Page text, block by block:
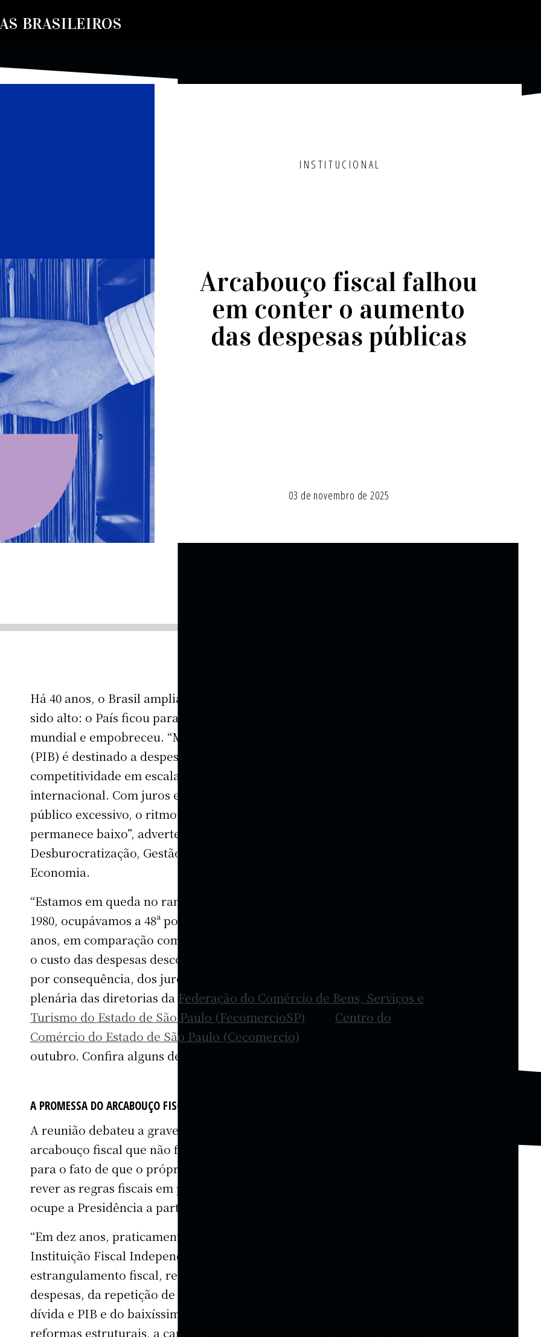
BRASILEIROS
INSTITUCIONAL
Arcabouço fiscal falhou
em conter o aumento
das despesas públicas
03 de novembro de 2025
Há 40 anos, o Brasil amplia os gastos públicos. E o preço a se pagar tem
sido alto: o País ficou para trás em relação à expansão econômica
mundial e empobreceu. “Mais de 40% do nosso Produto Interno Bruto
(PIB) é destinado a despesas do setor público. Perdemos
competitividade em escala mundial e jamais avançamos acima da média
internacional. Com juros elevados, carga tributária pesada e gasto
público excessivo, o ritmo de avanço econômico inevitavelmente
permanece baixo”, adverte Paulo Uebel, ex-secretário especial de
Desburocratização, Gestão e Governo Digital do Ministério da
Economia.
“Estamos em queda no ranking global de PIB per capita. Na década de
1980, ocupávamos a 48ª posição; em 2025, passamos para a 87ª. Em 45
anos, em comparação com o restante do mundo, empobrecemos. Esse é
o custo das despesas descontroladas em todos os níveis federativos e,
por consequência, dos juros altos”, acrescentou, durante a reunião
plenária das diretorias da Federação do Comércio de Bens, Serviços e
Turismo do Estado de São Paulo (FecomercioSP)
Centro do
Comércio do Estado de São Paulo (Cecomercio), no fim de
outubro. Confira alguns destaques a seguir!
A PROMESSA DO ARCABOUÇO FISCAL
A reunião debateu a grave situação das contas públicas diante de um
arcabouço fiscal que não funcionou. O ex-secretário chamou a atenção
para o fato de que o próprio governo já reconhece a necessidade de
rever as regras fiscais em poucos anos, independentemente de quem
ocupe a Presidência a partir de 2027.
“Em dez anos, praticamente só tivemos déficits primários. Segundo a
Instituição Fiscal Independente, o Brasil vive, hoje, uma situação de
estrangulamento fiscal, resultado do crescimento exponencial das
despesas, da repetição de déficits primários, do avanço da relação entre
dívida e PIB e do baixíssimo nível de investimento público. Sem
reformas estruturais, a carga tributária tende a aumentar, e o País corre